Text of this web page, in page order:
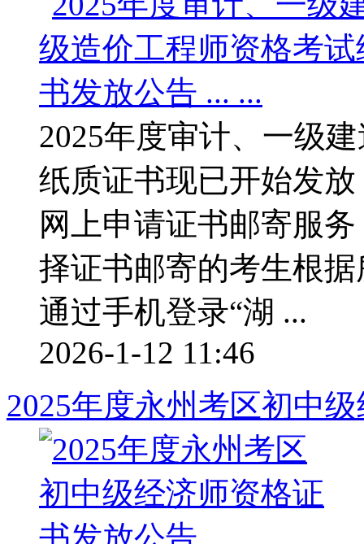
2025年度审计、一级
纸质证书现已开始发
网上申请证书邮寄服
择证书邮寄的考生根
通过手机登录“湖 ...
2026-1-12 11:46
2025年度永州考区初中